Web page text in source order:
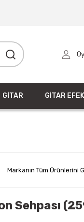
GİTAR GİTAR
Markanın Tüm Ürünlerini
Sehpası